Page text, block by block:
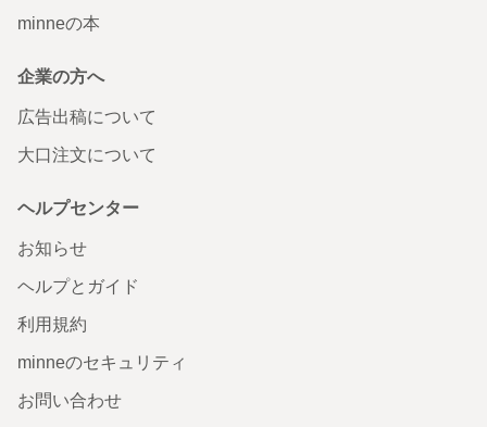
minneの本
企業の方へ
広告出稿について
大口注文について
ヘルプセンター
お知らせ
ヘルプとガイド
利用規約
minneのセキュリティ
お問い合わせ